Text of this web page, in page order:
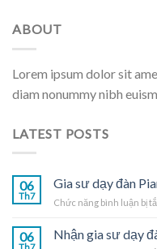
ABOUT
Lorem ipsum dolor sit
diam nonummy nibh
LATEST POSTS
06
Th7
Gia sư dạy đàn
Chức năng bình luận bị
06 Nhận gia sư dạy